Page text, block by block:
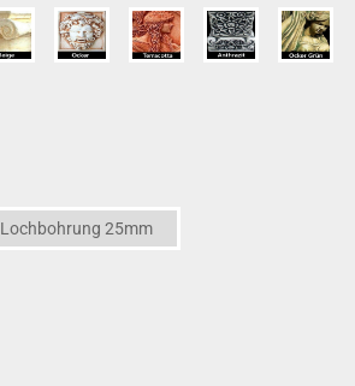
Lochbohrung 25mm